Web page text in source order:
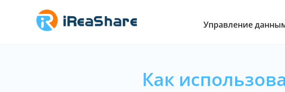
Управление
Как